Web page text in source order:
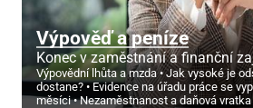
Výpověď a peníze
Konec v zaměstnání a finanční
Výpovědní lhůta a mzda
Jak vysoké je
dostane?
Evidence na úřadu práce se
měsíci
Nezaměstnanost a daňová vratka